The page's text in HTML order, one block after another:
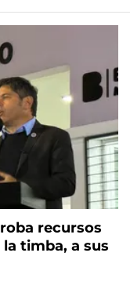
recursos
timba, a sus